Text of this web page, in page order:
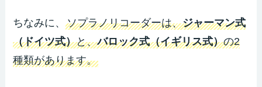
ちなみに、ソプラノリコーダーは、ジャーマン式
（ドイツ式）と、バロック式（イギリス式）の2
種類があります。